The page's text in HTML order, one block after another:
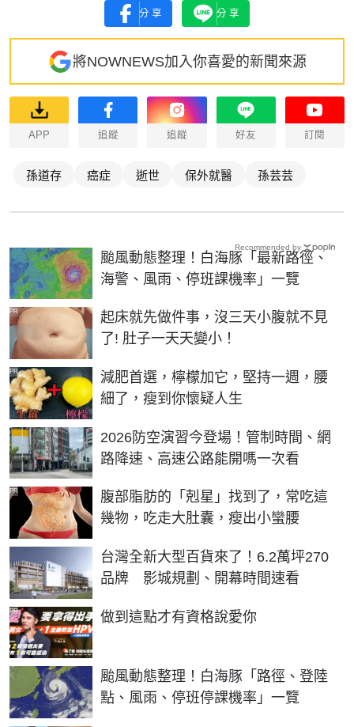
分享 分享
將NOWNEWS加入你喜愛的新聞來源
APP 追蹤 追蹤 好友 訂閱
孫道存 癌症 逝世 保外就醫 孫芸芸
颱風動態整理！白海豚「最新路徑、
海警、風雨、停班課機率」一覽
起床就先做件事，沒三天小腹就不見
了! 肚子一天天變小！
PR
減肥首選，檸檬加它，堅持一週，腰
細了，瘦到你懷疑人生
PR
2026防空演習今登場！管制時間、網
路降速、高速公路能開嗎一次看
腹部脂肪的「剋星」找到了，常吃這
幾物，吃走大肚囊，瘦出小蠻腰
PR
台灣全新大型百貨來了！6.2萬坪270
品牌 影城規劃、開幕時間速看
做到這點才有資格說愛你
PR
颱風動態整理！白海豚「路徑、登陸
點、風雨、停班停課機率」一覽
Recommended by